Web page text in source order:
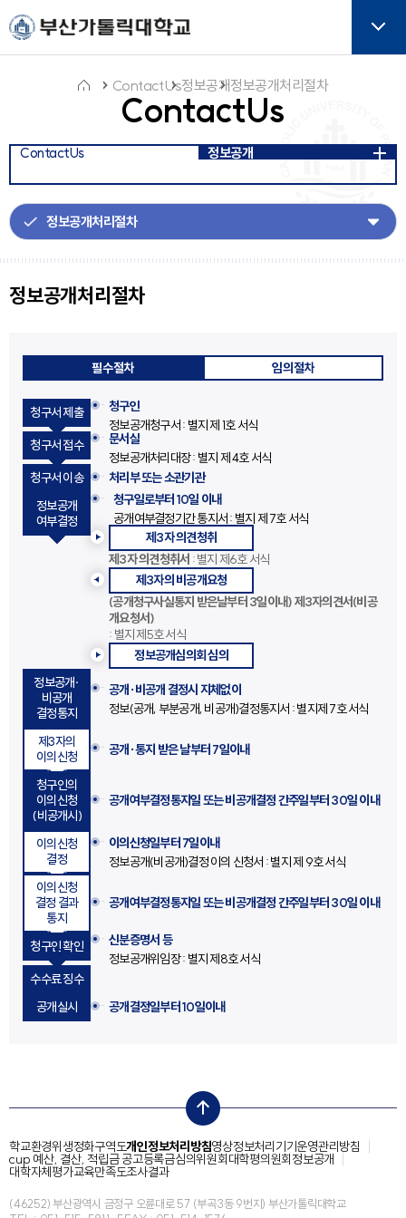
주메뉴로 가기
본문으로 가기
하단으로 가기
ContactUs
아
이
콘
ContactUs정보공개정보공개처리절차
ContactUs 정보공개
정보공개처리절차
필수절차 임의절차
청구서 제출
청구인
정보공개청구서 : 별지 제 1호 서식
청구서 접수
문서실
정보공개처리대장 : 별지 제 4호 서식
청구서 이송
처리부 또는 소관기관
정보공개
여부결정
청구일로부터 10일 이내
공개여부결정기간 통지서 : 별지 제 7호 서식
제3자 의견청취
제3자 의견청취서 : 별지 제6호 서식
제3자의 비공개요청
(공개청구사실통지 받은날부터 3일이내) 제3자의견서(비공
개요청서)
: 별지 제5호 서식
정보공개심의회 심의
정보공개·
비공개
결정통지
공개·비공개 결정시 지체없이
정보(공개, 부분공개, 비공개)결정통지서 : 별지제 7호 서식
제3자의
이의신청
공개·통지 받은 날부터 7일이내
청구인의
이의신청
(비공개시)
공개여부결정통지일 또는비공개결정 간주일부터 30일 이내
이의신청
결정
이의신청일부터 7일이내
정보공개(비공개)결정 이의 신청서 : 별지 제 9호 서식
이의신청
결정 결과
통지
공개여부결정통지일 또는비공개결정 간주일부터 30일 이내
청구인 확인
신분증명서 등
정보공개위임장 : 별지 제8호 서식
수수료 징수
공개실시
공개결정일부터 10일이내
top
학교환경위생정화구역도개인정보처리방침영상정보처리기기운영관리방침
cup 예산, 결산, 적립금 공고등록금심의위원회대학평의원회정보공개
대학자체평가교육만족도조사결과
(46252) 부산광역시 금정구 오륜대로 57 (부곡3동 9번지) 부산가톨릭대학교